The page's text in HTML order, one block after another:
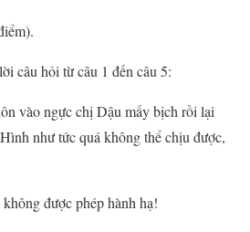
câu hỏi từ câu 1 đến câu 5:
vào ngực chị Dậu mấy bịch rồi lại
như tức quá không thể chịu được,
được phép hành hạ!